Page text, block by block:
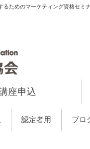
るためのマーケティング資格セミ
座申込
認定者用 ブロ